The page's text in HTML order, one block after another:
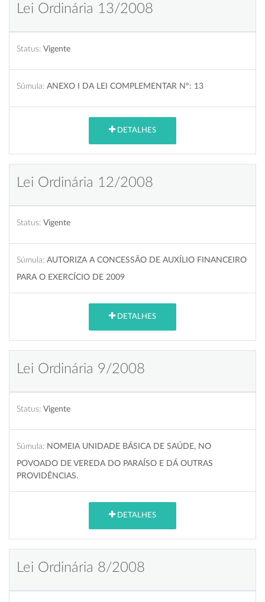
Lei Ordinária 13/2008
Status: Vigente
Súmula: ANEXO I DA LEI COMPLEMENTAR Nº: 13
DETALHES
Lei Ordinária 12/2008
Status: Vigente
Súmula: AUTORIZA A CONCESSÃO DE AUXÍLIO FINANCEIRO
PARA O EXERCÍCIO DE 2009
DETALHES
Lei Ordinária 9/2008
Status: Vigente
Súmula: NOMEIA UNIDADE BÁSICA DE SAÚDE, NO
POVOADO DE VEREDA DO PARAÍSO E DÁ OUTRAS
PROVIDÊNCIAS.
DETALHES
Lei Ordinária 8/2008